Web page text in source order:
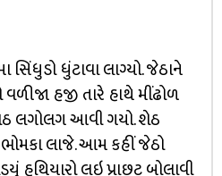
ધુંટાવા લાગ્યો. જેઠાને
હજી તારે હાથે મીંઢોળ
લગોલગ આવી ગયો. શેઠ
લાજે. આમ કહીં જેઠો
હથિયારો લઇ પ્રાછટ બોલાવી